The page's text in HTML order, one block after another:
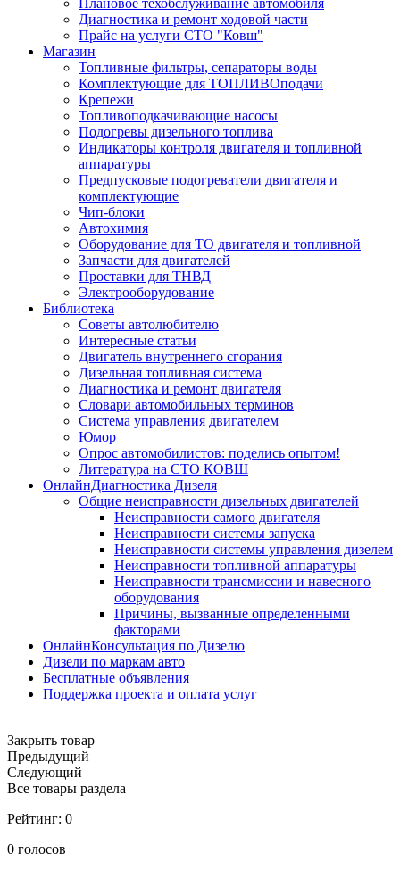
Плановое техобслуживание автомобиля
Диагностика и ремонт ходовой части
Прайс на услуги СТО "Ковш"
Магазин
Топливные фильтры, сепараторы воды
Комплектующие для ТОПЛИВОподачи
Крепежи
Топливоподкачивающие насосы
Подогревы дизельного топлива
Индикаторы контроля двигателя и топливной
аппаратуры
Предпусковые подогреватели двигателя и
комплектующие
Чип-блоки
Автохимия
Оборудование для ТО двигателя и топливной
Запчасти для двигателей
Проставки для ТНВД
Электрооборудование
Библиотека
Советы автолюбителю
Интересные статьи
Двигатель внутреннего сгорания
Дизельная топливная система
Диагностика и ремонт двигателя
Словари автомобильных терминов
Система управления двигателем
Юмор
Опрос автомобилистов: поделись опытом!
Литература на СТО КОВШ
ОнлайнДиагностика Дизеля
Общие неисправности дизельных двигателей
Неисправности самого двигателя
Неисправности системы запуска
Неисправности системы управления дизелем
Неисправности топливной аппаратуры
Неисправности трансмиссии и навесного
оборудования
Причины, вызванные определенными
факторами
ОнлайнКонсультация по Дизелю
Дизели по маркам авто
Бесплатные объявления
Поддержка проекта и оплата услуг
Закрыть товар
Предыдущий
Следующий
Все товары раздела
Рейтинг: 0
0 голосов